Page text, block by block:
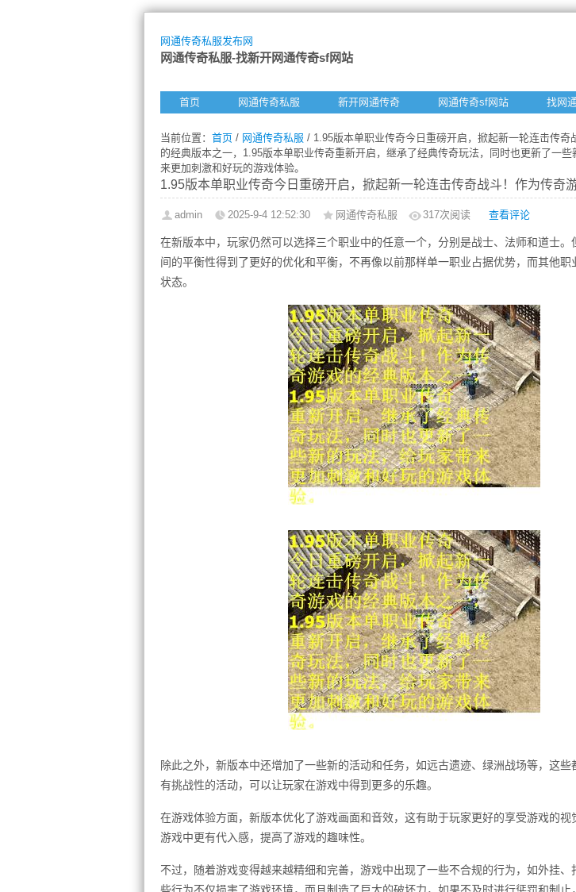
网通传奇私服发布网
网通传奇私服-找新开网通传奇sf网站
首页 网通传奇私服 新开网通传奇 网通传奇sf网站 找网
当前位置： 首页 / 网通传奇私服 / 1.95版本单职业传奇今日重磅开启，掀起新一轮连击传奇
的经典版本之一，1.95版本单职业传奇重新开启，继承了经典传奇玩法，同时也更新了一
来更加刺激和好玩的游戏体验。
1.95版本单职业传奇今日重磅开启，掀起新一轮连击传奇战斗！作为传
admin 2025-9-4 12:52:30 网通传奇私服 317次阅读 查看评论
在新版本中，玩家仍然可以选择三个职业中的任意一个，分别是战士、法师和道士。
间的平衡性得到了更好的优化和平衡，不再像以前那样单一职业占据优势，而其他职
状态。
除此之外，新版本中还增加了一些新的活动和任务，如远古遗迹、绿洲战场等，这些
有挑战性的活动，可以让玩家在游戏中得到更多的乐趣。
在游戏体验方面，新版本优化了游戏画面和音效，这有助于玩家更好的享受游戏的视
游戏中更有代入感，提高了游戏的趣味性。
不过，随着游戏变得越来越精细和完善，游戏中出现了一些不合规的行为，如外挂、